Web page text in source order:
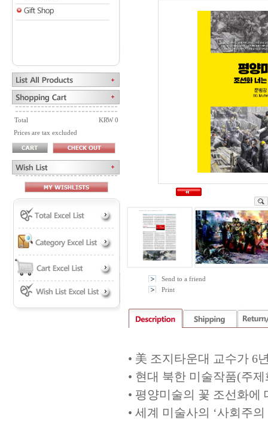
Total
KRW 0
Prices are tax excluded
Send to a friend
Print
• 美 조지타운대 교수가 6
• 현대 북한 미술작품(주
• 평양미술의 꽃 조선화에
• 세계 미술사의 ‘사회주